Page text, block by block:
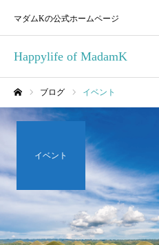
Happylife of MadamK
マダムKの公式ホームページ
ブログ イベント
イベント